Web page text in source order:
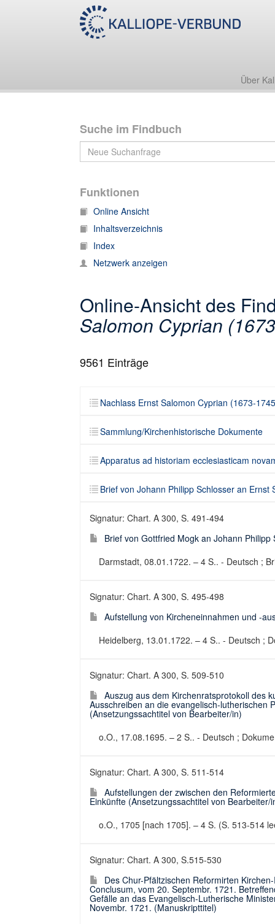
Über
Suche im Findbuch
Funktionen
Online Ansicht
Inhaltsverzeichnis
Index
Netzwerk anzeigen
Online-Ansicht des
Salomon Cyprian
9561 Einträge
Nachlass Ernst Salomon Cyprian (1673-1745)
Sammlung/Kirchenhistorische Dokumente
Nachlass Ernst Salomon Cyprian (1673-
Sammlung/Kirchenhistorische Dokumente
Apparatus ad historiam ecclesiasticam
Brief von Johann Philipp Schlosser an
Signatur: Chart. A 300, S. 491-494
Brief von Gottfried Mogk an Johann Philipp
Darmstadt, 08.01.1722. – 4 S.. - Deutsch ;
Signatur: Chart. A 300, S. 495-498
Aufstellung von Kircheneinnahmen und -
Heidelberg, 13.01.1722. – 4 S.. - Deutsch ;
Signatur: Chart. A 300, S. 509-510
Auszug aus dem Kirchenratsprotokoll des
Ausschreiben an die evangelisch-lutherischen
(Ansetzungssachtitel von Bearbeiter/in)
o.O., 17.08.1695. – 2 S.. - Deutsch ;
Signatur: Chart. A 300, S. 511-514
Aufstellungen der zwischen den
Einkünfte (Ansetzungssachtitel von Bearbeiter/
o.O., 1705 [nach 1705]. – 4 S. (S. 513-514
Signatur: Chart. A 300, S.515-530
Des Chur-Pfältzischen Reformirten
Conclusum, vom 20. Septembr. 1721.
Gefälle an das Evangelisch-Lutherische
Novembr. 1721. (Manuskripttitel)